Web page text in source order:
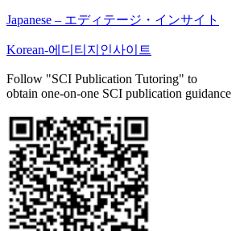
Japanese – エディテージ・インサイト
Korean-에디티지인사이트
Follow "SCI Publication Tutoring" to
obtain one-on-one SCI publication guidance